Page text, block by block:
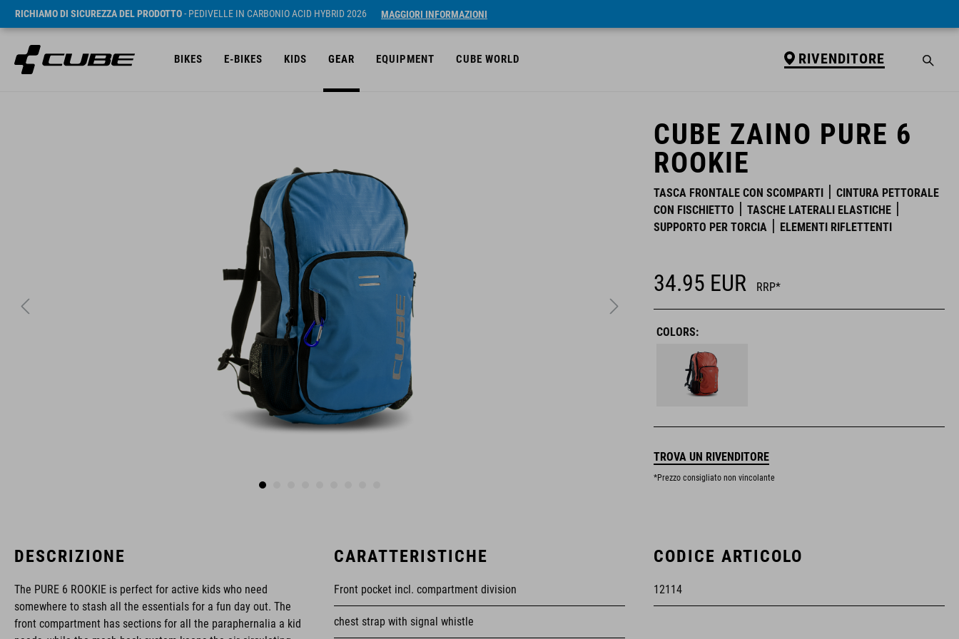
RICHIAMO DI SICUREZZA DEL PRODOTTO- PEDIVELLE IN CARBONIO ACID HYBRID 2026 MAGGIORI INFORMAZIONI
BIKES E-BIKES KIDS GEAR EQUIPMENT CUBE WORLD RIVENDITORE
CUBE ZAINO PURE 6
ROOKIE
TASCA FRONTALE CON SCOMPARTI
CINTURA PETTORALE
CON FISCHIETTO
TASCHE LATERALI ELASTICHE
SUPPORTO PER TORCIA
ELEMENTI RIFLETTENTI
34.95 EUR RRP*
COLORS:
TROVA UN RIVENDITORE
*Prezzo consigliato non vincolante
DESCRIZIONE
The PURE 6 ROOKIE is perfect for active kids who need
somewhere to stash all the essentials for a fun day out. The
front compartment has sections for all the paraphernalia a kid
CARATTERISTICHE
Front pocket incl. compartment division
chest strap with signal whistle
CODICE ARTICOLO
12114